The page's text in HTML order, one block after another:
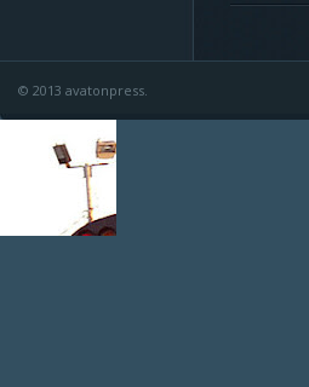
© 2013 avatonpress.